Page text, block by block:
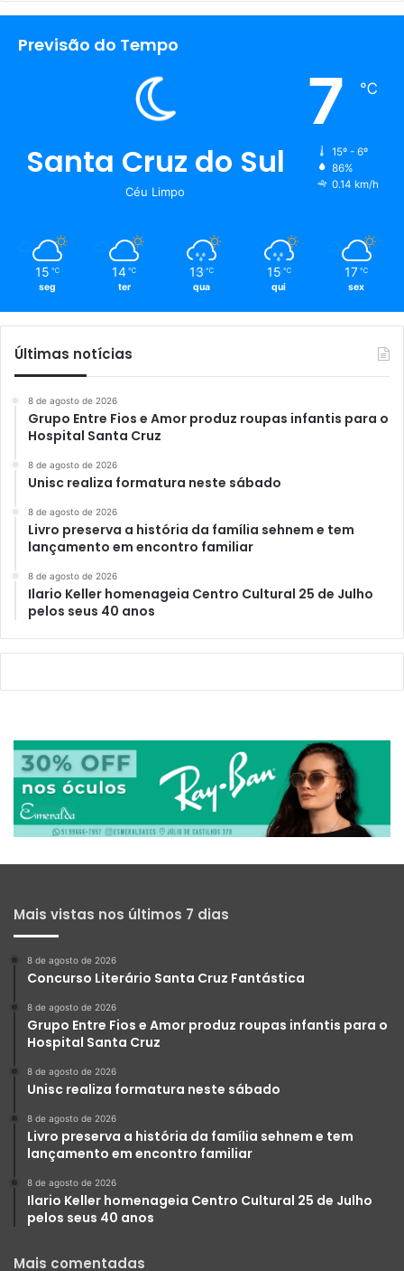
Previsão do Tempo
Santa Cruz do Sul
Céu Limpo
7 ℃
15º - 6º
86%
0.14 km/h
15 ℃
seg
14 ℃
ter
13 ℃
qua
15 ℃
qui
17 ℃
sex
Últimas notícias
8 de agosto de 2026
Grupo Entre Fios e Amor produz roupas infantis para o
Hospital Santa Cruz
8 de agosto de 2026
Unisc realiza formatura neste sábado
8 de agosto de 2026
Livro preserva a história da família sehnem e tem
lançamento em encontro familiar
8 de agosto de 2026
Ilario Keller homenageia Centro Cultural 25 de Julho
pelos seus 40 anos
Mais vistas nos últimos 7 dias
8 de agosto de 2026
Concurso Literário Santa Cruz Fantástica
8 de agosto de 2026
Grupo Entre Fios e Amor produz roupas infantis para o
Hospital Santa Cruz
8 de agosto de 2026
Unisc realiza formatura neste sábado
8 de agosto de 2026
Livro preserva a história da família sehnem e tem
lançamento em encontro familiar
8 de agosto de 2026
Ilario Keller homenageia Centro Cultural 25 de Julho
pelos seus 40 anos
Mais comentadas